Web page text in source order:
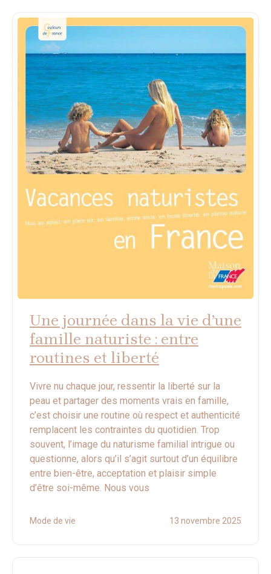
Une journée dans la vie d’une
famille naturiste : entre
routines et liberté
Vivre nu chaque jour, ressentir la liberté sur la
peau et partager des moments vrais en famille,
c’est choisir une routine où respect et authenticité
remplacent les contraintes du quotidien. Trop
souvent, l’image du naturisme familial intrigue ou
questionne, alors qu’il s’agit surtout d’un équilibre
entre bien-être, acceptation et plaisir simple
d’être soi-même. Nous vous
Mode de vie 13 novembre 2025